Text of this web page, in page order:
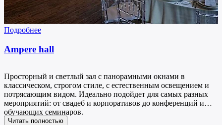
Подробнее
Ampere hall
Просторный и светлый зал с панорамными окнами в
классическом, строгом стиле, с естественным освещением и
потрясающим видом. Идеально подойдет для самых разных
мероприятий: от свадеб и корпоративов до конференций и
обучающих семинаров.
Читать полностью